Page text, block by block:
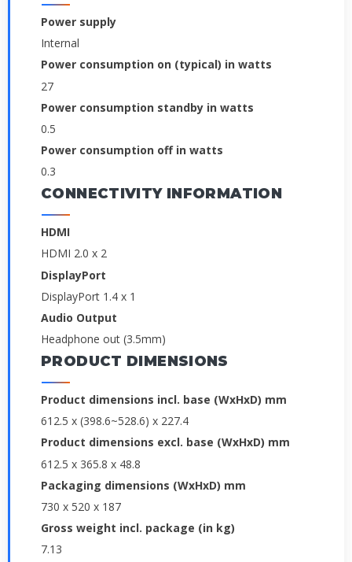
Power supply
Internal
Power consumption on (typical) in watts
27
Power consumption standby in watts
0.5
Power consumption off in watts
0.3
CONNECTIVITY INFORMATION
HDMI
HDMI 2.0 x 2
DisplayPort
DisplayPort 1.4 x 1
Audio Output
Headphone out (3.5mm)
PRODUCT DIMENSIONS
Product dimensions incl. base (WxHxD) mm
612.5 x (398.6~528.6) x 227.4
Product dimensions excl. base (WxHxD) mm
612.5 x 365.8 x 48.8
Packaging dimensions (WxHxD) mm
730 x 520 x 187
Gross weight incl. package (in kg)
7.13